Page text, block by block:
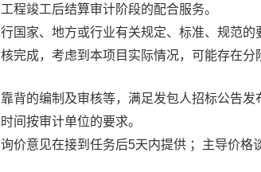
程竣工后结算审计阶段的配合服务。
国家、地方或行业有关规定、标准、规范的
完成，考虑到本项目实际情况，可能存在
背的编制及审核等，满足发包人招标公告发
间按审计单位的要求。
价意见在接到任务后5天内提供 ；主导价格